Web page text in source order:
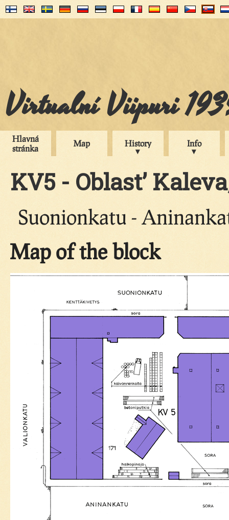
Virtualní Viipuri
Hlavná
stránka
Map History Info
KV5 - Oblast’
Suonionkatu -
Map of the block